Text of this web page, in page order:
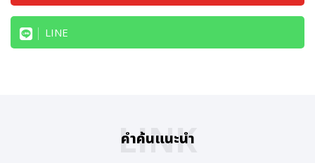
เพื่ออนาคต: นำ AI มาปรับใช้ในระบบการชำระเงิน
ประสิทธิภาพและความมั่นคงปลอดภัยถือเป็นสองเสาหลักของ
ยง โดยความเสี่ยงของการชำระเงินข้ามพรมแดนมีความแตก
LINE
คำค้นแนะนำ
LINK